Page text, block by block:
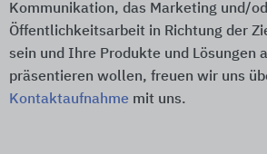
Kommunikation, das Marketing und/
Öffentlichkeitsarbeit in Richtung der
sein und Ihre Produkte und Lösungen
präsentieren wollen, freuen wir uns
Kontaktaufnahme mit uns.